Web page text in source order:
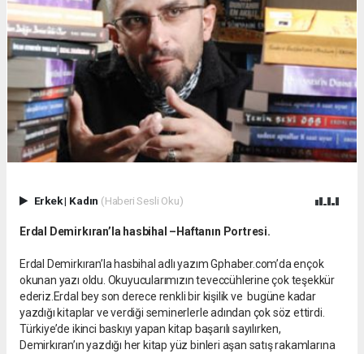
Erkek| Kadın (Haberi Sesli Oku)
Erdal Demirkıran’la hasbihal –Haftanın Portresi.
Erdal Demirkıran’la hasbihal adlı yazım Gphaber.com’da ençok
okunan yazı oldu. Okuyucularımızın teveccühlerine çok teşekkür
ederiz.Erdal bey son derece renkli bir kişilik ve bugüne kadar
yazdığı kitaplar ve verdiği seminerlerle adından çok söz ettirdi.
Türkiye’de ikinci baskıyı yapan kitap başarılı sayılırken,
Demirkıran’ın yazdığı her kitap yüz binleri aşan satış rakamlarına